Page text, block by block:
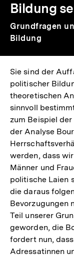
Bildung
Grundfragen
Bildung
Sie sind der
politischer
theoretischen
sinnvoll
zum Beispiel
der Analyse
werden, dass
Männer und
politische Laien
die daraus
Bevorzugungen
Teil unserer
geworden, die
fordert nun,
Adressatinnen